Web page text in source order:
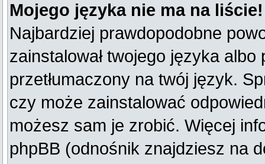
Mojego języka nie ma na liście!
Najbardziej prawdopodobne
zainstalował twojego języka
przetłumaczony na twój język.
czy może zainstalować
możesz sam je zrobić. Więcej
phpBB (odnośnik znajdziesz na